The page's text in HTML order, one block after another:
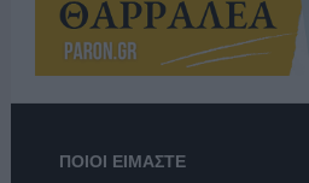
ΠΟΙΟΙ ΕΙΜΑΣΤΕ